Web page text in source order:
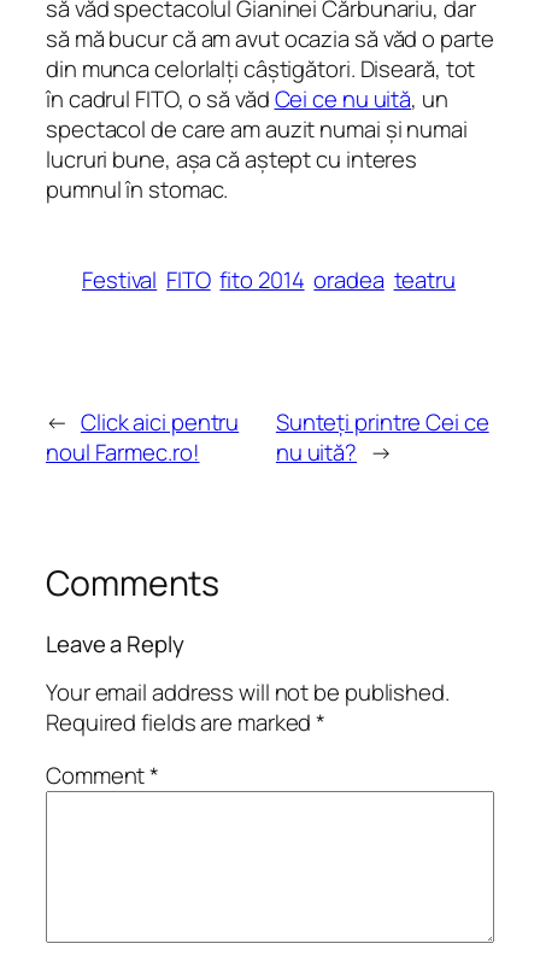
să văd spectacolul Gianinei Cărbunariu, dar
să mă bucur că am avut ocazia să văd o parte
din munca celorlalți câștigători. Diseară, tot
în cadrul FITO, o să vădCei ce nu uită, un
spectacol de care am auzit numai și numai
lucruri bune, așa că aștept cu interes
pumnul în stomac.
Festival FITO fito 2014 oradea teatru
← Click aici pentru
noul Farmec.ro!
Sunteți printre Cei ce
nu uită? →
Comments
Leave a Reply
Your email address will not be published.
Required fields are marked*
Comment*